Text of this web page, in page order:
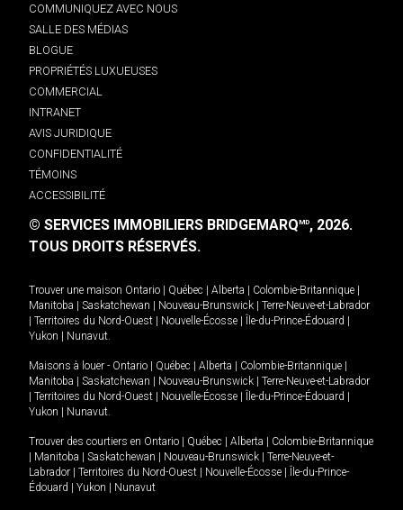
COMMUNIQUEZ AVEC NOUS
SALLE DES MÉDIAS
BLOGUE
PROPRIÉTÉS LUXUEUSES
COMMERCIAL
INTRANET
AVIS JURIDIQUE
CONFIDENTIALITÉ
TÉMOINS
ACCESSIBILITÉ
© SERVICES IMMOBILIERS BRIDGEMARQMD, 2026.
TOUS DROITS RÉSERVÉS.
Trouver une maison Ontario Québec Alberta Colombie-Britannique
Manitoba
Saskatchewan Nouveau-Brunswick
Terre-Neuve-et-Labrador
Territoires du Nord-Ouest Nouvelle-Écosse Île-du-Prince-Édouard
Yukon
Nunavut.
Maisons à louer - Ontario Québec Alberta Colombie-Britannique
Manitoba
Saskatchewan Nouveau-Brunswick
Terre-Neuve-et-Labrador
Territoires du Nord-Ouest Nouvelle-Écosse Île-du-Prince-Édouard
Yukon
Nunavut.
Trouver des courtiers en Ontario Québec Alberta
Colombie-Britannique
Manitoba Saskatchewan Nouveau-Brunswick
Terre-Neuve-et-
Labrador
Territoires du Nord-Ouest Nouvelle-Écosse
Île-du-Prince-
Édouard
Yukon Nunavut